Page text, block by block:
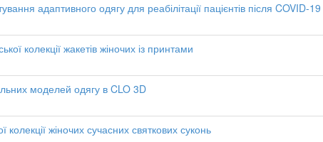
адаптивного одягу для реабілітації пацієнтів після COVID-19
колекції жакетів жіночих із принтами
моделей одягу в CLO 3D
колекції жіночих сучасних святкових суконь